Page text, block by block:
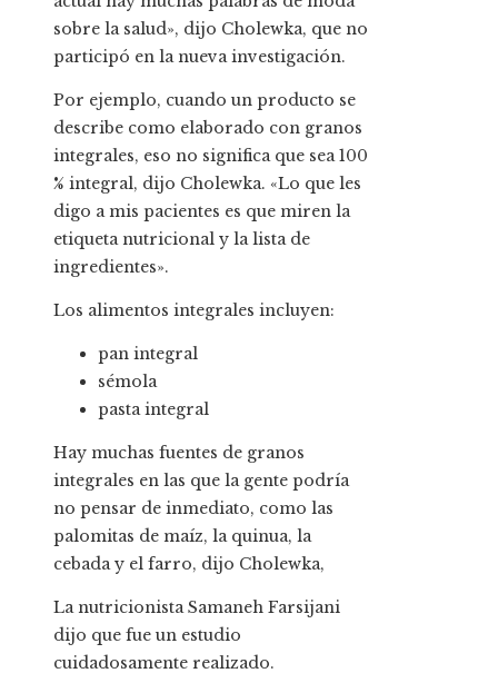
sobre la salud», dijo Cholewka, que no
participó en la nueva investigación.
Por ejemplo, cuando un producto se
describe como elaborado con granos
integrales, eso no significa que sea 100
% integral, dijo Cholewka. «Lo que les
digo a mis pacientes es que miren la
etiqueta nutricional y la lista de
ingredientes».
Los alimentos integrales incluyen:
pan integral
sémola
pasta integral
Hay muchas fuentes de granos
integrales en las que la gente podría
no pensar de inmediato, como las
palomitas de maíz, la quinua, la
cebada y el farro, dijo Cholewka,
La nutricionista Samaneh Farsijani
dijo que fue un estudio
cuidadosamente realizado.